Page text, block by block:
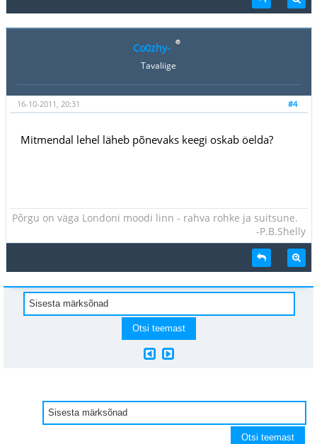
Co0zhy-
Tavaliige
#4
16-10-2011, 20:31
Mitmendal lehel läheb põnevaks keegi oskab öelda?
Põrgu on väga Londoni moodi linn - rahva rohke ja suitsune.
-P.B.Shelly